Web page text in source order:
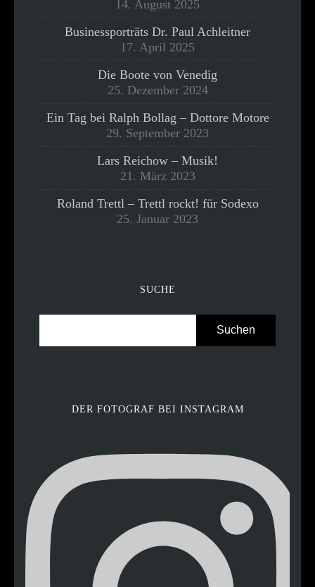
14. August 2025
Businessporträts Dr. Paul Achleitner
17. April 2025
Die Boote von Venedig
25. Dezember 2024
Ein Tag bei Ralph Bollag – Dottore Motore
29. September 2023
Lars Reichow – Musik!
21. März 2023
Roland Trettl – Trettl rockt! für Sodexo
25. Januar 2023
SUCHE
DER FOTOGRAF BEI INSTAGRAM